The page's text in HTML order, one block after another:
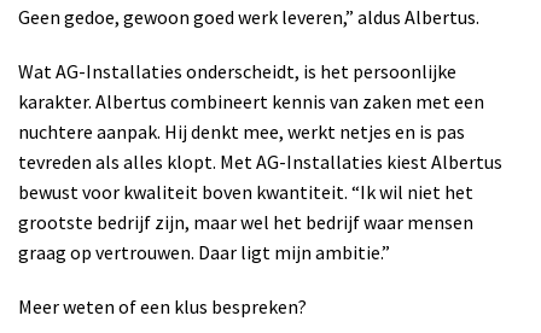
Geen gedoe, gewoon goed werk leveren,” aldus Albertus.
Wat AG-Installaties onderscheidt, is het persoonlijke
karakter. Albertus combineert kennis van zaken met een
nuchtere aanpak. Hij denkt mee, werkt netjes en is pas
tevreden als alles klopt. Met AG-Installaties kiest Albertus
bewust voor kwaliteit boven kwantiteit. “Ik wil niet het
grootste bedrijf zijn, maar wel het bedrijf waar mensen
graag op vertrouwen. Daar ligt mijn ambitie.”
Meer weten of een klus bespreken?